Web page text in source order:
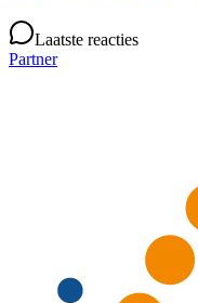
Laatste reacties
Partner